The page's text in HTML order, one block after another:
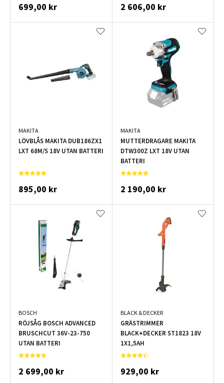
699,00 kr 2 606,00 kr
MAKITA
LÖVBLÅS MAKITA DUB186ZX1
LXT 68M/S 18V UTAN BATTERI
895,00 kr
MAKITA
MUTTERDRAGARE MAKITA
DTW300Z LXT 18V UTAN
BATTERI
2 190,00 kr
BOSCH
RÖJSÅG BOSCH ADVANCED
BRUSCHCUT 36V-23-750
UTAN BATTERI
2 699,00 kr
BLACK & DECKER
GRÄSTRIMMER
BLACK+DECKER ST1823 18V
1X1,5AH
929,00 kr